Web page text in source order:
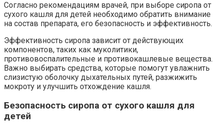
Согласно рекомендациям врачей, при выборе сиропа от
сухого кашля для детей необходимо обратить внимание
на состав препарата, его безопасность и эффективность.
Эффективность сиропа зависит от действующих
компонентов, таких как муколитики,
противовоспалительные и противокашлевые вещества.
Важно выбирать средства, которые помогут увлажнить
слизистую оболочку дыхательных путей, разжижить
мокроту и улучшить отхождение кашля.
Безопасность сиропа от сухого кашля для
детей